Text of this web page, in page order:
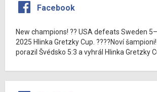
Facebook
New champions! ?? USA defeats Sweden
2025 Hlinka Gretzky Cup. ????Noví
porazil Švédsko 5:3 a vyhrál Hlinka Gretzky